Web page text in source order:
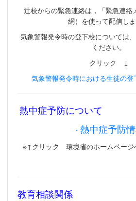
辻校からの緊急連絡は，「緊急連絡
網）を使って配信しま
気象警報発令時の登下校については
ください。
クリック ↓
気象警報発令時における生徒の
熱中症予防について
・ 熱中症予防
※↑クリック 環境省のホームページ
教育相談関係